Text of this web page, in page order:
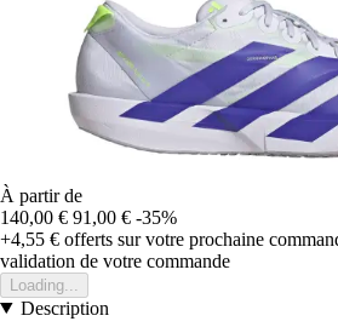
À partir de
140,00 € 91,00 € -35%
+4,55 € offerts sur votre prochaine
validation de votre commande
Loading...
Description